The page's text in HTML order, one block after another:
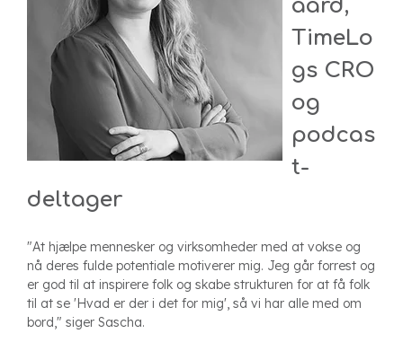
aard,
TimeLo
gs CRO
og
podcas
t-
deltager
"At hjælpe mennesker og virksomheder med at vokse og
nå deres fulde potentiale motiverer mig. Jeg går forrest og
er god til at inspirere folk og skabe strukturen for at få folk
til at se 'Hvad er der i det for mig', så vi har alle med om
bord," siger Sascha.